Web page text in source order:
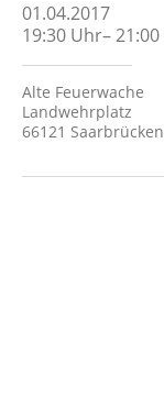
01.04.2017
19:30 Uhr–21:00
Alte Feuerwache
Landwehrplatz
66121 Saarbrücken